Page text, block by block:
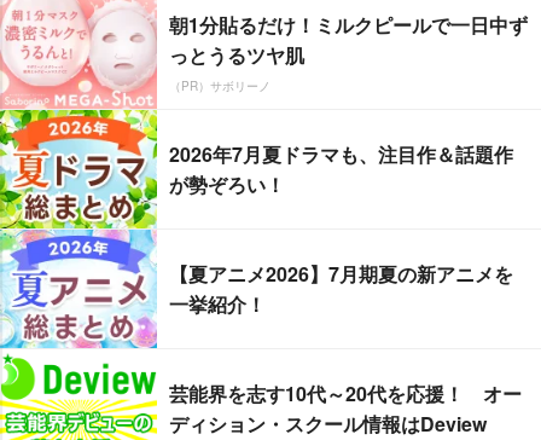
朝1分貼るだけ！ミルクピールで一日中ず
っとうるツヤ肌
（PR）サボリーノ
2026年7月夏ドラマも、注目作＆話題作
が勢ぞろい！
【夏アニメ2026】7月期夏の新アニメを
一挙紹介！
芸能界を志す10代～20代を応援！ オー
ディション・スクール情報はDeview